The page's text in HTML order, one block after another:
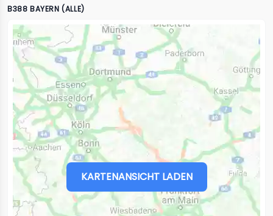
B388 BAYERN (ALLE)
KARTENANSICHT LADEN